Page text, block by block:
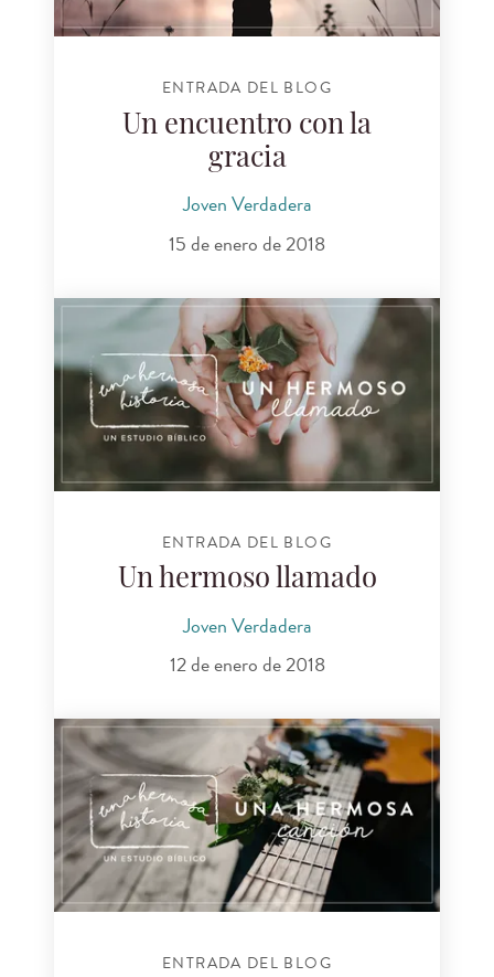
ENTRADA DEL BLOG
Un encuentro con la
gracia
Joven Verdadera
15 de enero de 2018
ENTRADA DEL BLOG
Un hermoso llamado
Joven Verdadera
12 de enero de 2018
ENTRADA DEL BLOG